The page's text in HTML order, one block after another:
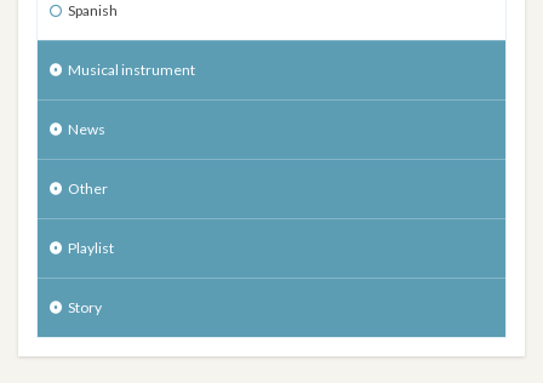
Spanish
Musical instrument
News
Other
Playlist
Story